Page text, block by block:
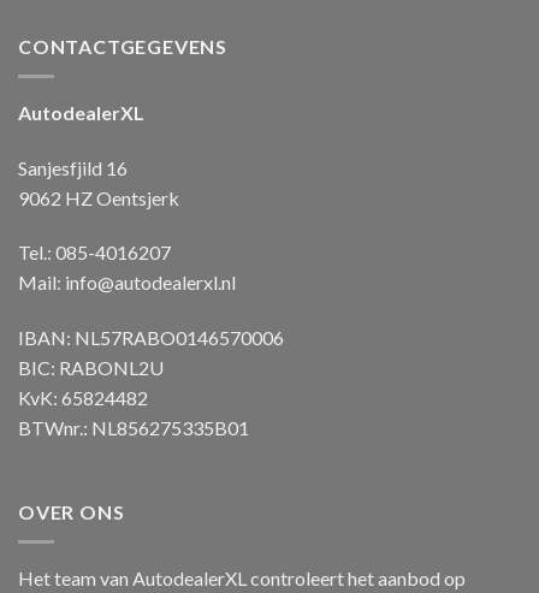
CONTACTGEGEVENS
AutodealerXL
Sanjesfjild 16
9062 HZ Oentsjerk
Tel.: 085-4016207
Mail: info@autodealerxl.nl
IBAN: NL57RABO0146570006
BIC: RABONL2U
KvK: 65824482
BTWnr.: NL856275335B01
OVER ONS
Het team van AutodealerXL controleert het aanbod op